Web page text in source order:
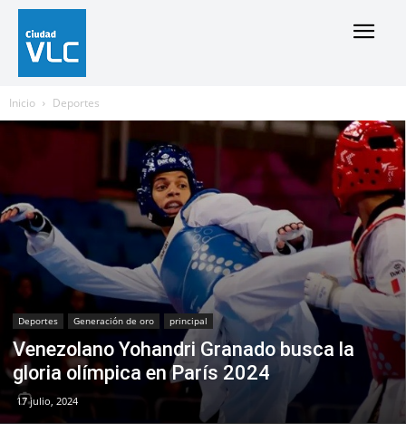
Inicio Deportes
Deportes Generación de oro principal
Venezolano Yohandri Granado busca la
gloria olímpica en París 2024
17 julio, 2024